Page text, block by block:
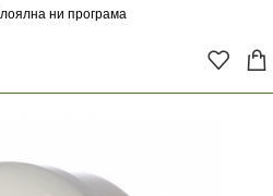
ни програма